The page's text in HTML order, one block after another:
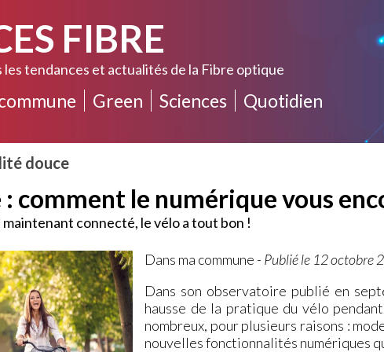
FIBRE
tendances et actualités de la Fibre optique
Green Sciences Quotidien
douce
comment le numérique vous
connecté, le vélo a tout bon !
Dans ma commune - Publié le 12 octobre
Dans son observatoire publié en
hausse de la pratique du vélo
nombreux, pour plusieurs raisons :
nouvelles fonctionnalités numériques